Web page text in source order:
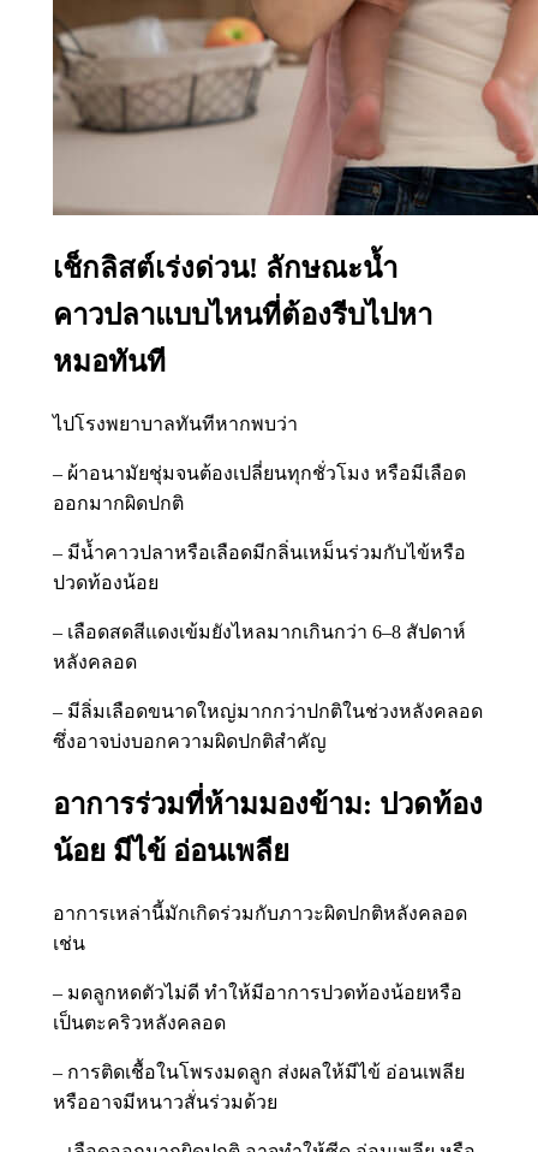
เช็กลิสต์เร่งด่วน! ลักษณะน้ำ
คาวปลาแบบไหนที่ต้องรีบไปหา
หมอทันที
ไปโรงพยาบาลทันทีหากพบว่า
– ผ้าอนามัยชุ่มจนต้องเปลี่ยนทุกชั่วโมง หรือมีเลือด
ออกมากผิดปกติ
– มีน้ำคาวปลาหรือเลือดมีกลิ่นเหม็นร่วมกับไข้หรือ
ปวดท้องน้อย
– เลือดสดสีแดงเข้มยังไหลมากเกินกว่า 6–8 สัปดาห์
หลังคลอด
– มีลิ่มเลือดขนาดใหญ่มากกว่าปกติในช่วงหลังคลอด
ซึ่งอาจบ่งบอกความผิดปกติสำคัญ
อาการร่วมที่ห้ามมองข้าม: ปวดท้อง
น้อย มีไข้ อ่อนเพลีย
อาการเหล่านี้มักเกิดร่วมกับภาวะผิดปกติหลังคลอด
เช่น
– มดลูกหดตัวไม่ดี ทำให้มีอาการปวดท้องน้อยหรือ
เป็นตะคริวหลังคลอด
– การติดเชื้อในโพรงมดลูก ส่งผลให้มีไข้ อ่อนเพลีย
หรืออาจมีหนาวสั่นร่วมด้วย